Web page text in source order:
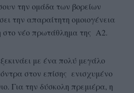
την ομάδα των βορείων
την απαραίτητη ομοιογένεια
στο νέο πρωτάθλημα της Α2.
με ένα πολύ μεγάλο
στον επίσης ενισχυμένο
Για την δύσκολη πρεμιέρα, η